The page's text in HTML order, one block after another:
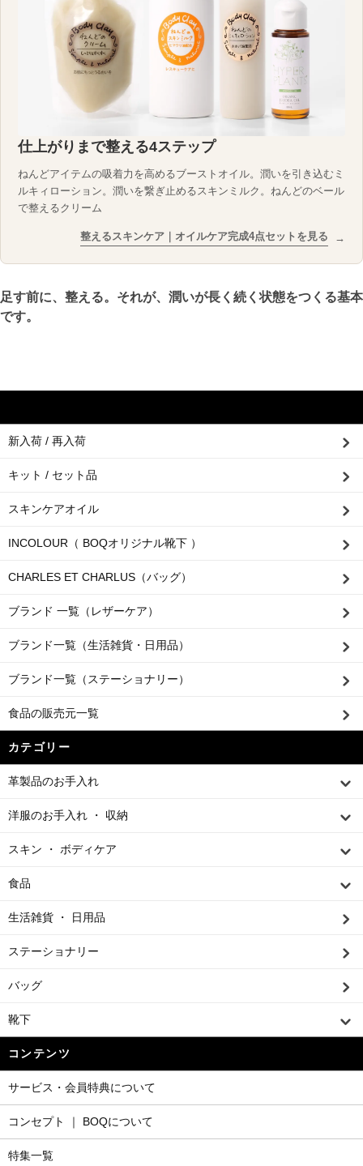
仕上がりまで整える4ステップ
ねんどアイテムの吸着力を高めるブーストオイル。潤いを引き込むミ
ルキィローション。潤いを繋ぎ止めるスキンミルク。ねんどのベール
で整えるクリーム
整えるスキンケア｜オイルケア完成4点セットを見る →
足す前に、整える。それが、潤いが長く続く状態をつくる基本
です。
新入荷 / 再入荷
キット / セット品
スキンケアオイル
INCOLOUR（ BOQオリジナル靴下 ）
CHARLES ET CHARLUS（バッグ）
ブランド 一覧（レザーケア）
ブランド一覧（生活雑貨・日用品）
ブランド一覧（ステーショナリー）
食品の販売元一覧
カテゴリー
革製品のお手入れ
洋服のお手入れ ・ 収納
スキン ・ ボディケア
食品
生活雑貨 ・ 日用品
ステーショナリー
バッグ
靴下
コンテンツ
サービス・会員特典について
コンセプト ｜ BOQについて
特集一覧